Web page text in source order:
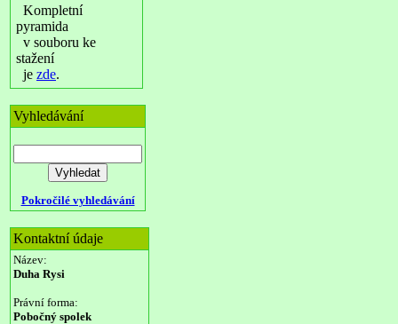
Kompletní
pyramida
v souboru ke
stažení
je zde.
Vyhledávání
Pokročilé vyhledávání
Kontaktní údaje
Název:
Duha Rysi
Právní forma:
Pobočný spolek